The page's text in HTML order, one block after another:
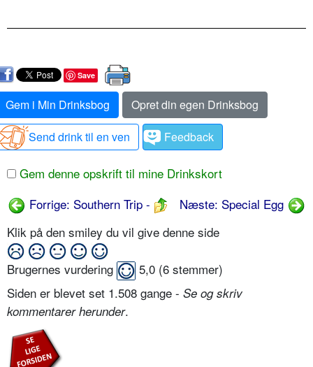
Save
Gem i Min Drinksbog
Opret din egen Drinksbog
Send drink til en ven
Feedback
Gem denne opskrift til mine Drinkskort
Forrige: Southern Trip -
Næste: Special Egg
Klik på den smiley du vil give denne side
Brugernes vurdering 5,0 (6 stemmer)
Siden er blevet set 1.508 gange - Se og skriv
kommentarer herunder.